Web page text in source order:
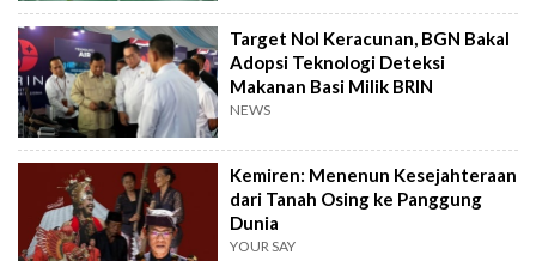
Target Nol Keracunan, BGN Bakal
Adopsi Teknologi Deteksi
Makanan Basi Milik BRIN
NEWS
Kemiren: Menenun Kesejahteraan
dari Tanah Osing ke Panggung
Dunia
YOUR SAY